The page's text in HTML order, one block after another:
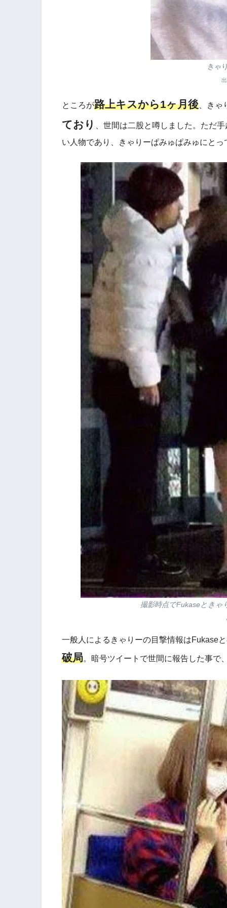
きゃ
ところが路上キスから1ヶ月後 、きゃ
ており
、世間は二股と噂しました。ただ
い人物であり、きゃりーぱみゅぱみゅにと
撮影時点でFukaseときゃ
一般人によるきゃりーの目撃情報はFukase
破局。暗号ツイートで世間に報告した事で